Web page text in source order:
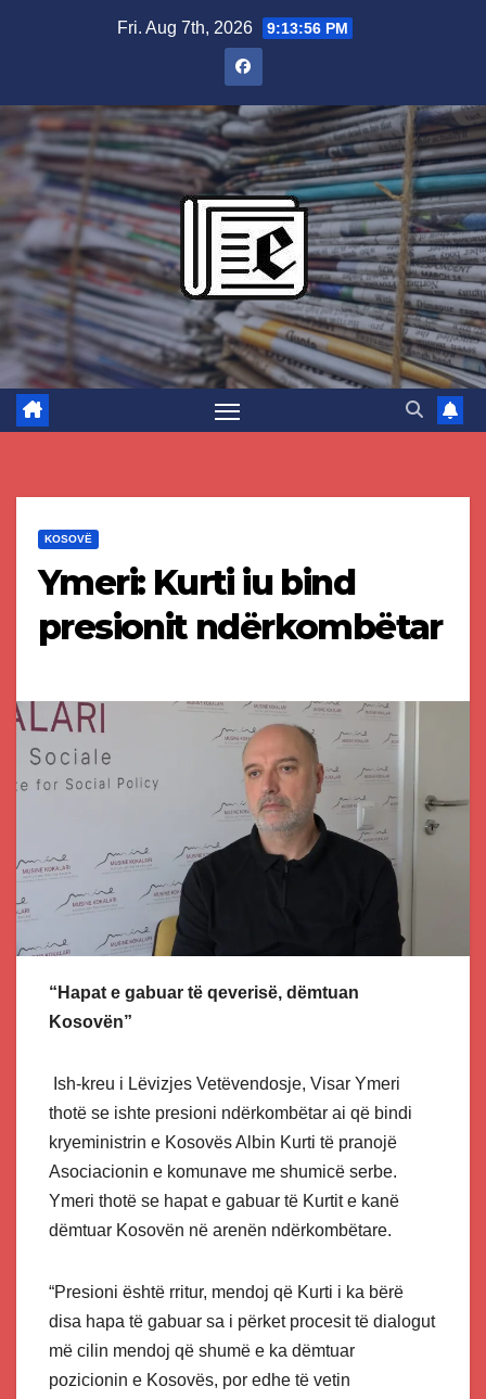
Fri. Aug 7th, 2026 9:13:57 PM
KOSOVË
Ymeri: Kurti iu bind
presionit ndërkombëtar
“Hapat e gabuar të qeverisë, dëmtuan
Kosovën”
Ish-kreu i Lëvizjes Vetëvendosje, Visar Ymeri
thotë se ishte presioni ndërkombëtar ai që bindi
kryeministrin e Kosovës Albin Kurti të pranojë
Asociacionin e komunave me shumicë serbe.
Ymeri thotë se hapat e gabuar të Kurtit e kanë
dëmtuar Kosovën në arenën ndërkombëtare.
“Presioni është rritur, mendoj që Kurti i ka bërë
disa hapa të gabuar sa i përket procesit të dialogut
më cilin mendoj që shumë e ka dëmtuar
pozicionin e Kosovës, por edhe të vetin